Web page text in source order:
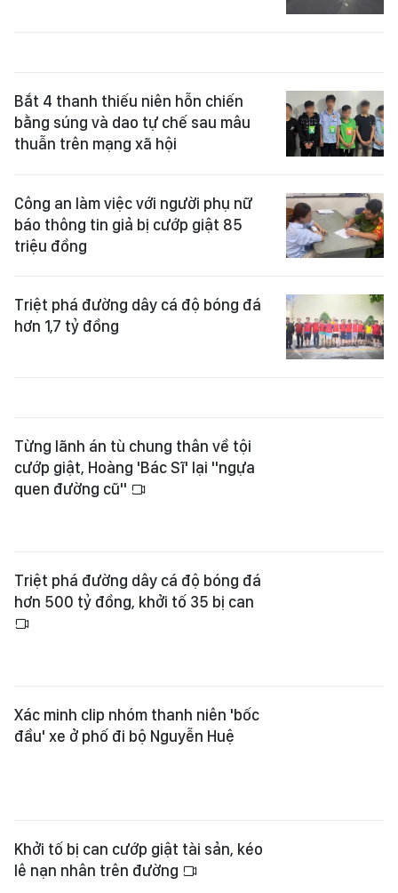
Bắt 4 thanh thiếu niên hỗn chiến
bằng súng và dao tự chế sau mâu
thuẫn trên mạng xã hội
Công an làm việc với người phụ nữ
báo thông tin giả bị cướp giật 85
triệu đồng
Triệt phá đường dây cá độ bóng đá
hơn 1,7 tỷ đồng
Từng lãnh án tù chung thân về tội
cướp giật, Hoàng 'Bác Sĩ' lại "ngựa
quen đường cũ"
Triệt phá đường dây cá độ bóng đá
hơn 500 tỷ đồng, khởi tố 35 bị can
Xác minh clip nhóm thanh niên 'bốc
đầu' xe ở phố đi bộ Nguyễn Huệ
Khởi tố bị can cướp giật tài sản, kéo
lê nạn nhân trên đường